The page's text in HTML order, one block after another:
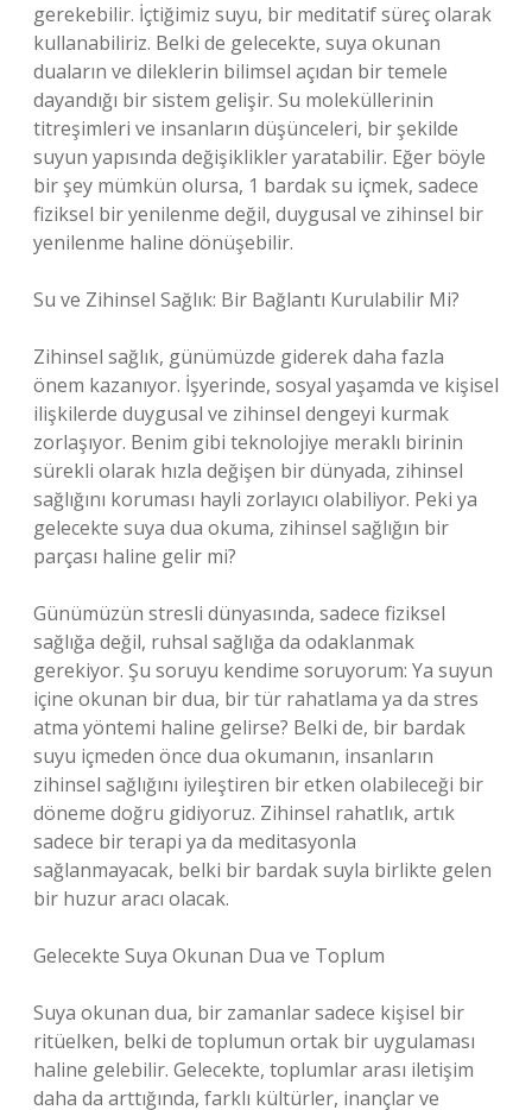
gerekebilir. İçtiğimiz suyu, bir meditatif süreç olarak
kullanabiliriz. Belki de gelecekte, suya okunan
duaların ve dileklerin bilimsel açıdan bir temele
dayandığı bir sistem gelişir. Su moleküllerinin
titreşimleri ve insanların düşünceleri, bir şekilde
suyun yapısında değişiklikler yaratabilir. Eğer böyle
bir şey mümkün olursa, 1 bardak su içmek, sadece
fiziksel bir yenilenme değil, duygusal ve zihinsel bir
yenilenme haline dönüşebilir.
Su ve Zihinsel Sağlık: Bir Bağlantı Kurulabilir Mi?
Zihinsel sağlık, günümüzde giderek daha fazla
önem kazanıyor. İşyerinde, sosyal yaşamda ve kişisel
ilişkilerde duygusal ve zihinsel dengeyi kurmak
zorlaşıyor. Benim gibi teknolojiye meraklı birinin
sürekli olarak hızla değişen bir dünyada, zihinsel
sağlığını koruması hayli zorlayıcı olabiliyor. Peki ya
gelecekte suya dua okuma, zihinsel sağlığın bir
parçası haline gelir mi?
Günümüzün stresli dünyasında, sadece fiziksel
sağlığa değil, ruhsal sağlığa da odaklanmak
gerekiyor. Şu soruyu kendime soruyorum: Ya suyun
içine okunan bir dua, bir tür rahatlama ya da stres
atma yöntemi haline gelirse? Belki de, bir bardak
suyu içmeden önce dua okumanın, insanların
zihinsel sağlığını iyileştiren bir etken olabileceği bir
döneme doğru gidiyoruz. Zihinsel rahatlık, artık
sadece bir terapi ya da meditasyonla
sağlanmayacak, belki bir bardak suyla birlikte gelen
bir huzur aracı olacak.
Gelecekte Suya Okunan Dua ve Toplum
Suya okunan dua, bir zamanlar sadece kişisel bir
ritüelken, belki de toplumun ortak bir uygulaması
haline gelebilir. Gelecekte, toplumlar arası iletişim
daha da arttığında, farklı kültürler, inançlar ve